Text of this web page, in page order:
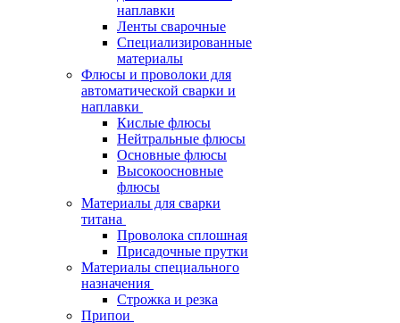
наплавки
Ленты сварочные
Специализированные
материалы
Флюсы и проволоки для
автоматической сварки и
наплавки
Кислые флюсы
Нейтральные флюсы
Основные флюсы
Высокоосновные
флюсы
Материалы для сварки
титана
Проволока сплошная
Присадочные прутки
Материалы специального
назначения
Строжка и резка
Припои